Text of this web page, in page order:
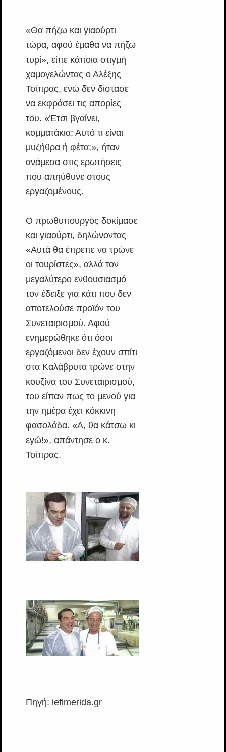
«Θα πήζω και γιαούρτι
τώρα, αφού έμαθα να πήζω
τυρί», είπε κάποια στιγμή
χαμογελώντας ο Αλέξης
Τσίπρας, ενώ δεν δίστασε
να εκφράσει τις απορίες
του. «Έτσι βγαίνει,
κομματάκια; Αυτό τι είναι
μυζήθρα ή φέτα;», ήταν
ανάμεσα στις ερωτήσεις
που απηύθυνε στους
εργαζομένους.
Ο πρωθυπουργός δοκίμασε
και γιαούρτι, δηλώνοντας
«Αυτά θα έπρεπε να τρώνε
οι τουρίστες», αλλά τον
μεγαλύτερο ενθουσιασμό
τον έδειξε για κάτι που δεν
αποτελούσε προϊόν του
Συνεταιρισμού. Αφού
ενημερώθηκε ότι όσοι
εργαζόμενοι δεν έχουν σπίτι
στα Καλάβρυτα τρώνε στην
κουζίνα του Συνεταιρισμού,
του είπαν πως το μενού για
την ημέρα έχει κόκκινη
φασολάδα. «Α, θα κάτσω κι
εγώ!», απάντησε ο κ.
Τσίπρας.
Πηγή: iefimerida.gr